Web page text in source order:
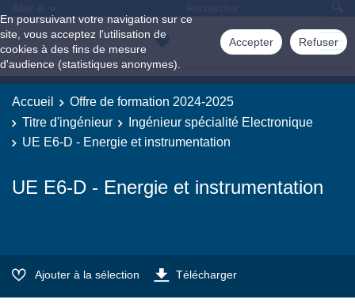
En poursuivant votre navigation sur ce
site, vous acceptez l'utilisation de
cookies à des fins de mesure
d'audience (statistiques anonymes).
Accepter Refuser
Aller à
Accueil
Offre de formation 2024-2025
Titre d'ingénieur
Ingénieur spécialité Electronique
UE E6-D - Energie et instrumentation
UE E6-D - Energie et instrumentation
Ajouter à la sélection Télécharger